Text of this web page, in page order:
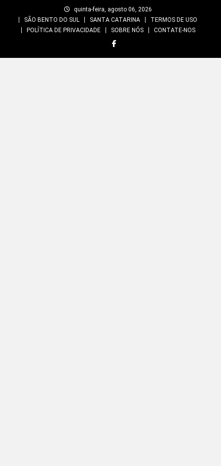
quinta-feira, agosto 06, 2026
SÃO BENTO DO SUL
SANTA CATARINA
TERMOS DE USO
POLÍTICA DE PRIVACIDADE
SOBRE NÓS CONTATE-NOS